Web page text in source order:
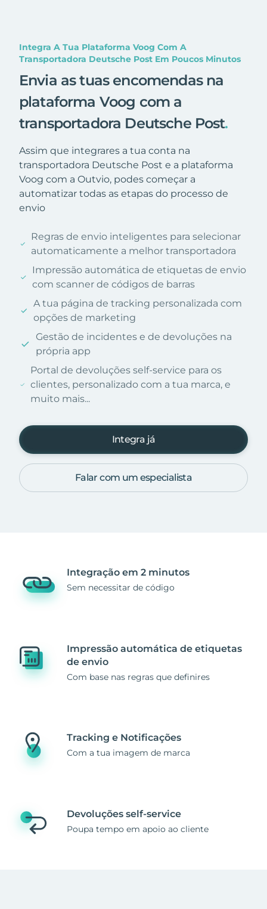
Integra A Tua Plataforma Voog Com A
Transportadora Deutsche Post Em Poucos Minutos
Envia as tuas encomendas na
plataforma Voog com a
transportadora Deutsche Post.
Assim que integrares a tua conta na
transportadora Deutsche Post e a plataforma
Voog com a Outvio, podes começar a
automatizar todas as etapas do processo de
envio
Regras de envio inteligentes para selecionar
automaticamente a melhor transportadora
Impressão automática de etiquetas de envio
com scanner de códigos de barras
A tua página de tracking personalizada com
opções de marketing
Gestão de incidentes e de devoluções na
própria app
Portal de devoluções self-service para os
clientes, personalizado com a tua marca, e
muito mais...
Integra já
Falar com um especialista
Integração em 2 minutos
Sem necessitar de código
Impressão automática de etiquetas
de envio
Com base nas regras que definires
Tracking e Notificações
Com a tua imagem de marca
Devoluções self-service
Poupa tempo em apoio ao cliente